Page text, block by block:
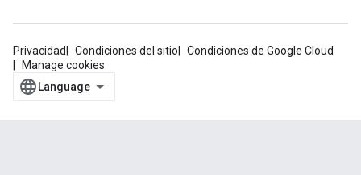
Privacidad Condiciones del sitio
Condiciones de Google Cloud
Manage cookies